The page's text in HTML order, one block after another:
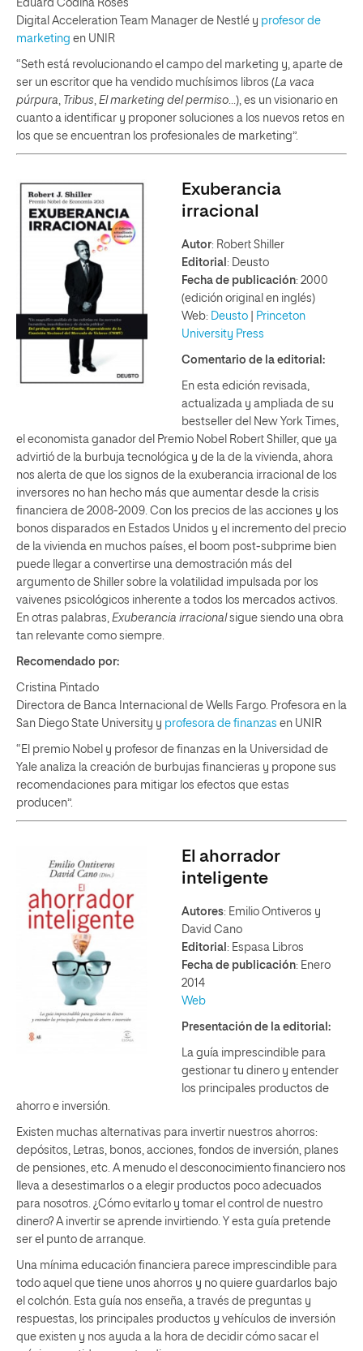
Eduard Codina Rosés
Digital Acceleration Team Manager de Nestlé y profesor de
marketing en UNIR
“Seth está revolucionando el campo del marketing y, aparte de
ser un escritor que ha vendido muchísimos libros (La vaca
púrpura
Tribus El marketing del permiso …), es un visionario en
cuanto a identificar y proponer soluciones a los nuevos retos en
los que se encuentran los profesionales de marketing”.
Exuberancia
irracional
Autor: Robert Shiller
Editorial : Deusto
Fecha de publicación: 2000
(edición original en inglés)
Web:
Deusto
Princeton
University Press
Comentario de la editorial:
En esta edición revisada,
actualizada y ampliada de su
bestseller del New York Times,
el economista ganador del Premio Nobel Robert Shiller, que ya
advirtió de la burbuja tecnológica y de la de la vivienda, ahora
nos alerta de que los signos de la exuberancia irracional de los
inversores no han hecho más que aumentar desde la crisis
financiera de 2008-2009. Con los precios de las acciones y los
bonos disparados en Estados Unidos y el incremento del precio
de la vivienda en muchos países, el boom post-subprime bien
puede llegar a convertirse una demostración más del
argumento de Shiller sobre la volatilidad impulsada por los
vaivenes psicológicos inherente a todos los mercados activos.
En otras palabras, Exuberancia irracionalsigue siendo una obra
tan relevante como siempre.
Recomendado por:
Cristina Pintado
Directora de Banca Internacional de Wells Fargo. Profesora en la
San Diego State University y profesora de finanzas en UNIR
“El premio Nobel y profesor de finanzas en la Universidad de
Yale analiza la creación de burbujas financieras y propone sus
recomendaciones para mitigar los efectos que estas
producen”.
El ahorrador
inteligente
Autores: Emilio Ontiveros y
David Cano
Editorial : Espasa Libros
Fecha de publicación: Enero
2014
Web
Presentación de la editorial:
La guía imprescindible para
gestionar tu dinero y entender
los principales productos de
ahorro e inversión.
Existen muchas alternativas para invertir nuestros ahorros:
depósitos, Letras, bonos, acciones, fondos de inversión, planes
de pensiones, etc. A menudo el desconocimiento financiero nos
lleva a desestimarlos o a elegir productos poco adecuados
para nosotros. ¿Cómo evitarlo y tomar el control de nuestro
dinero? A invertir se aprende invirtiendo. Y esta guía pretende
ser el punto de arranque.
Una mínima educación financiera parece imprescindible para
todo aquel que tiene unos ahorros y no quiere guardarlos bajo
el colchón. Esta guía nos enseña, a través de preguntas y
respuestas, los principales productos y vehículos de inversión
que existen y nos ayuda a la hora de decidir cómo sacar el